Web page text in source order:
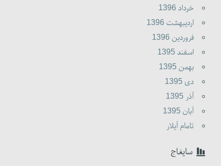
خرداد 1396
ارديبهشت 1396
فروردين 1396
اسفند 1395
بهمن 1395
دى 1395
آذر 1395
آبان 1395
تامام آیلار
سایغاج